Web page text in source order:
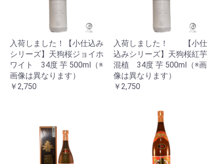
入荷しました！【小仕込み
シリーズ】天狗桜ジョイホ
ワイト 34度 芋 500ml（※
画像は異なります）
￥2,750
入荷しました！ 【小仕
込みシリーズ】天狗桜紅芋
混植 34度 芋 500ml（※画
像は異なります）
￥2,750